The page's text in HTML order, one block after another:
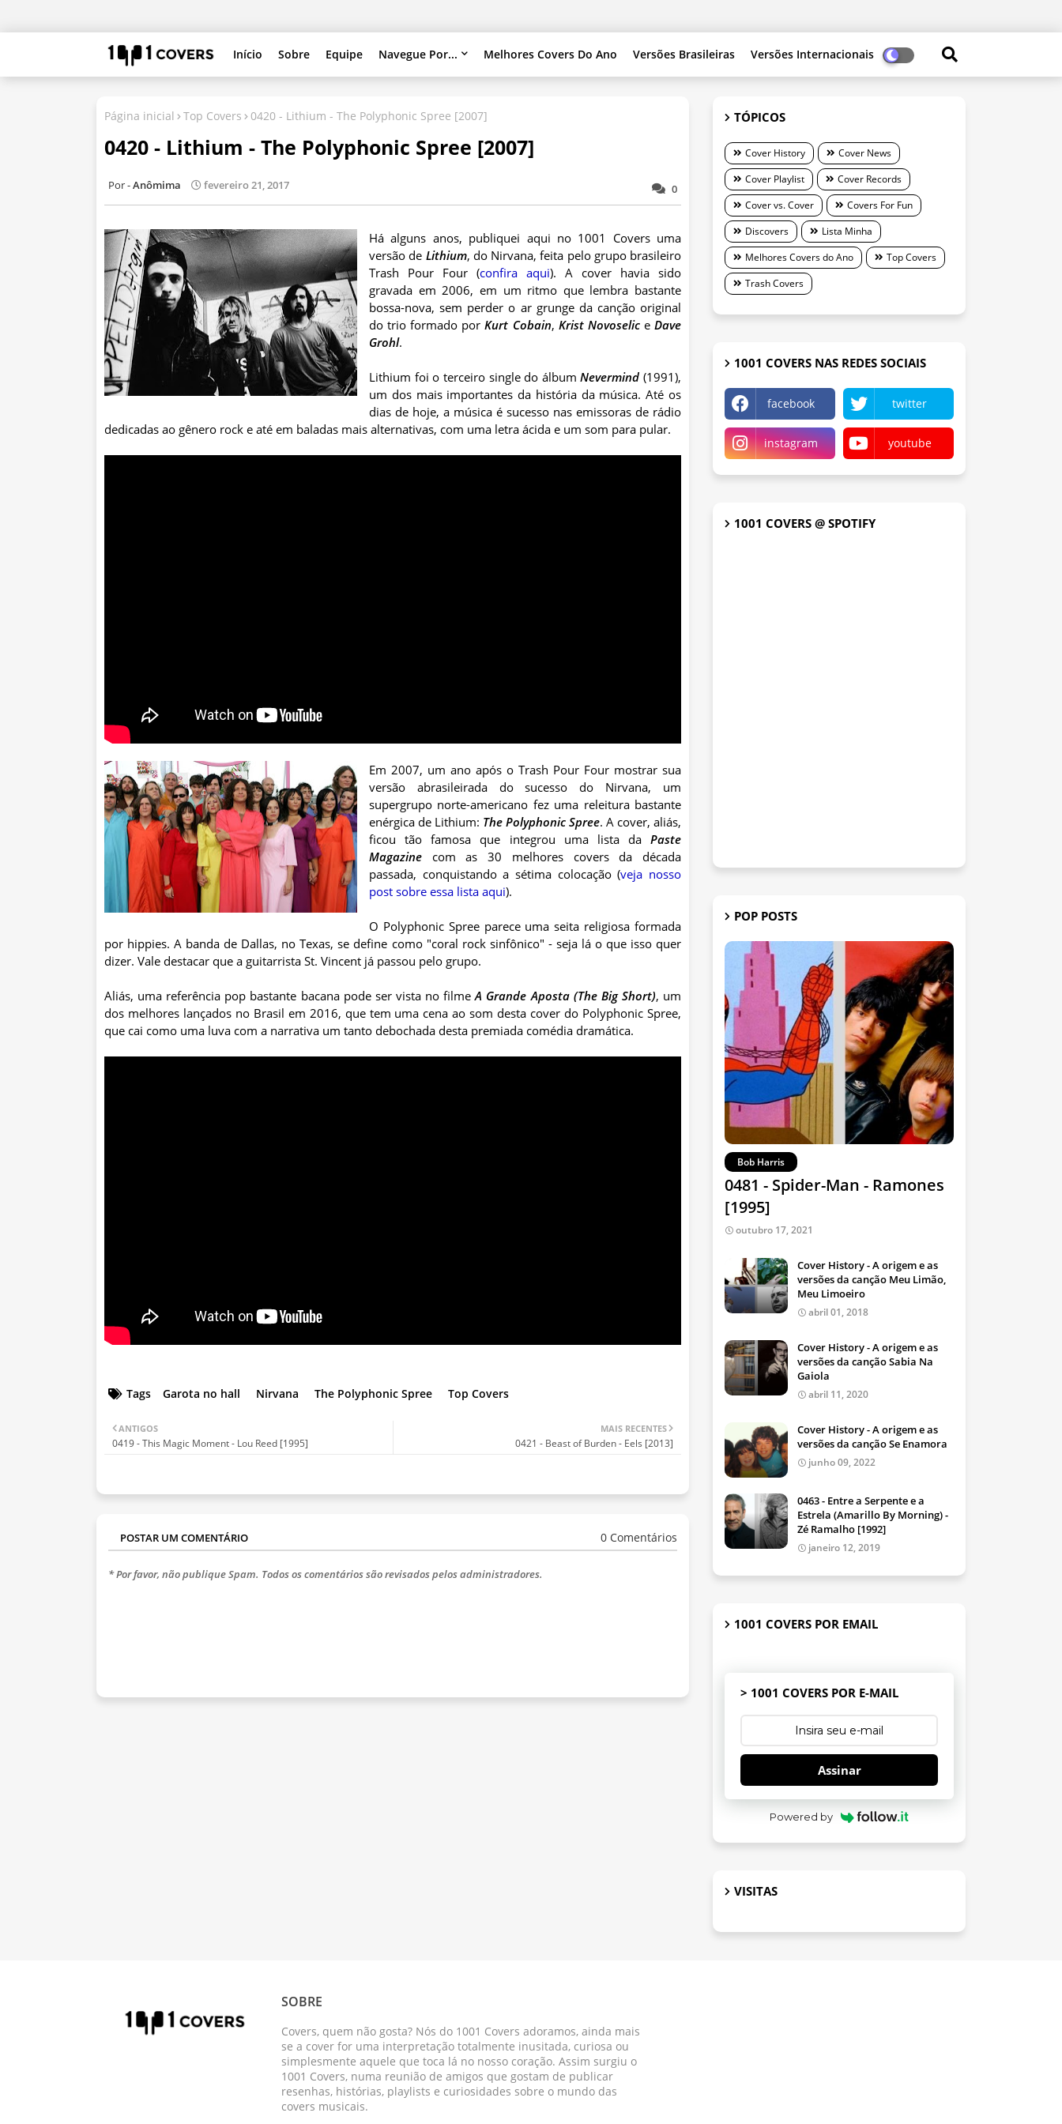
Início Sobre Equipe Navegue Por... Melhores Covers Do Ano Versões Brasileiras Versões Internacionais
Página inicial Top Covers 0420 - Lithium - The Polyphonic Spree [2007]
0420 - Lithium - The Polyphonic Spree [2007]
0
Anômima fevereiro 21, 2017
Há alguns anos, publiquei aqui no 1001 Covers uma
versão de Lithium, do Nirvana, feita pelo grupo brasileiro
Trash Pour Four (confira aqui). A cover havia sido
gravada em 2006, em um ritmo que lembra bastante
bossa-nova, sem perder o ar grunge da canção original
do trio formado porKurt Cobain, Krist NovoseliceDave
Grohl.
Lithium foi o terceiro single do álbumNevermind (1991),
um dos mais importantes da história da música. Até os
dias de hoje, a música é sucesso nas emissoras de rádio
dedicadas ao gênero rock e até em baladas mais alternativas, com uma letra ácida e um som para pular.
Em 2007, um ano após o Trash Pour Four mostrar sua
versão abrasileirada do sucesso do Nirvana, um
supergrupo norte-americano fez uma releitura bastante
enérgica de Lithium: The Polyphonic Spree. A cover, aliás,
ficou tão famosa que integrou uma lista da Paste
Magazine com as 30 melhores covers da década
passada, conquistando a sétima colocação (veja nosso
post sobre essa lista aqui).
O Polyphonic Spree parece uma seita religiosa formada
por hippies. A banda de Dallas, no Texas, se define como "coral rock sinfônico" - seja lá o que isso quer
dizer. Vale destacar que a guitarrista St. Vincent já passou pelo grupo.
Aliás, uma referência pop bastante bacana pode ser vista no filmeA Grande Aposta (The Big Short), um
dos melhores lançados no Brasil em 2016, que tem uma cena ao som desta cover do Polyphonic Spree,
que cai como uma luva com a narrativa um tanto debochada desta premiada comédia dramática.
Tags Garota no hall Nirvana The Polyphonic Spree Top Covers
MAIS RECENTES
0421 - Beast of Burden - Eels [2013]
ANTIGOS
0419 - This Magic Moment - Lou Reed [1995]
POSTAR UM COMENTÁRIO 0 Comentários
* Por favor, não publique Spam. Todos os comentários são revisados pelos administradores.
TÓPICOS
Cover History
Cover News
Cover Playlist
Cover Records
Cover vs. Cover
Covers For Fun
Discovers
Lista Minha
Melhores Covers do Ano
Top Covers
Trash Covers
1001 COVERS NAS REDES SOCIAIS
facebook twitter
instagram youtube
1001 COVERS @ SPOTIFY
POP POSTS
Bob Harris
0481 - Spider-Man - Ramones
[1995]
outubro 17, 2021
Cover History - A origem e as
versões da canção Meu Limão,
Meu Limoeiro
abril 01, 2018
Cover History - A origem e as
versões da canção Sabia Na
Gaiola
abril 11, 2020
Cover History - A origem e as
versões da canção Se Enamora
junho 09, 2022
0463 - Entre a Serpente e a
Estrela (Amarillo By Morning) -
Zé Ramalho [1992]
janeiro 12, 2019
1001 COVERS POR EMAIL
> 1001 COVERS POR E-MAIL
Assinar
Powered by
VISITAS
SOBRE
Covers, quem não gosta? Nós do 1001 Covers adoramos, ainda mais
se a cover for uma interpretação totalmente inusitada, curiosa ou
simplesmente aquele que toca lá no nosso coração. Assim surgiu o
1001 Covers, numa reunião de amigos que gostam de publicar
resenhas, histórias, playlists e curiosidades sobre o mundo das
covers musicais.